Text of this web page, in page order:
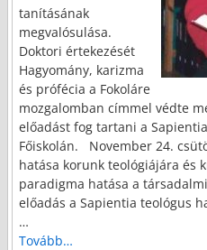
tanításának
megvalósulása.
Doktori értekezését
Hagyomány, karizma
és prófécia a Fokoláre
mozgalomban címmel védte
előadást fog tartani a
Főiskolán. November 24.
hatása korunk teológiájára és
paradigma hatása a
előadás a Sapientia teológus
…
Tovább…